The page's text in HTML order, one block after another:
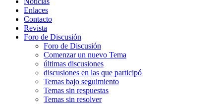
Enlaces
Contacto
Revista
Foro de Discusión
Foro de Discusión
Comenzar un nuevo Tema
últimas discusiones
discusiones en las que participó
Temas bajo seguimiento
Temas sin respuestas
Temas sin resolver